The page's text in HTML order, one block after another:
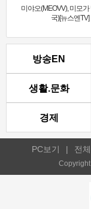
미야오(MEOVV), 미모가
국)[뉴스엔TV]
방송EN
생활.문화
경제
PC보기 | 전